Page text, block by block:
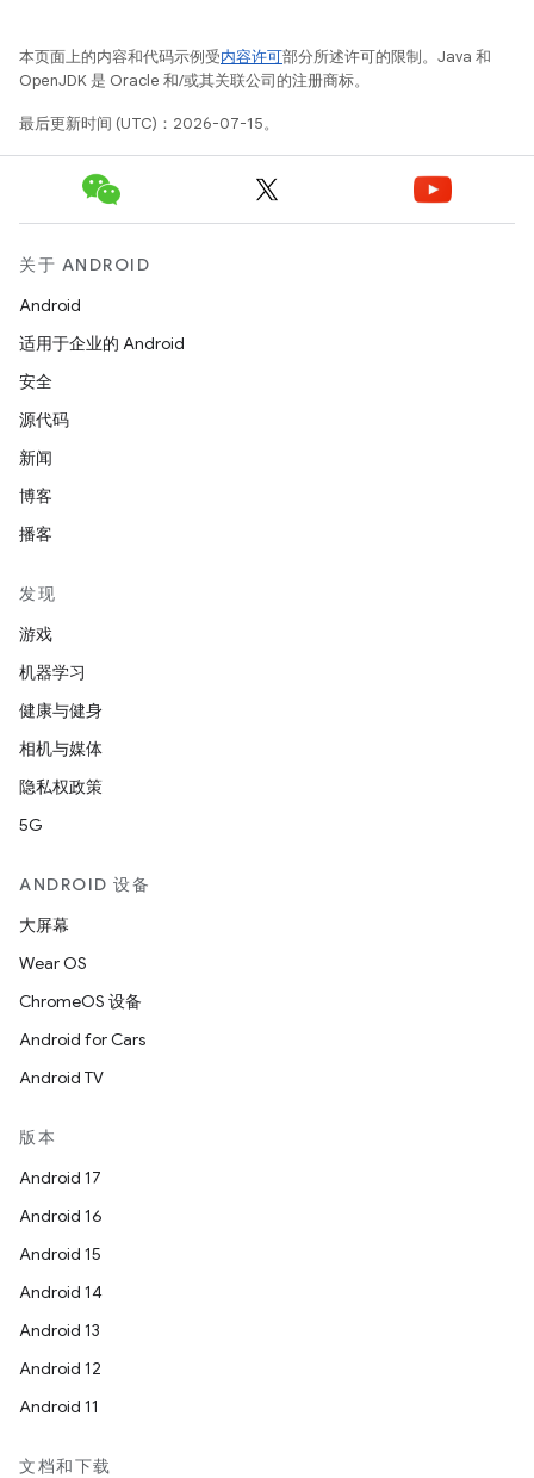
本页面上的内容和代码示例受内容许可部分所述许可的限制。Java 和
OpenJDK 是 Oracle 和/或其关联公司的注册商标。
最后更新时间 (UTC)：2026-07-15。
关于 ANDROID
Android
适用于企业的 Android
安全
源代码
新闻
博客
播客
发现
游戏
机器学习
健康与健身
相机与媒体
隐私权政策
5G
ANDROID 设备
大屏幕
Wear OS
ChromeOS 设备
Android for Cars
Android TV
版本
Android 17
Android 16
Android 15
Android 14
Android 13
Android 12
Android 11
文档和下载